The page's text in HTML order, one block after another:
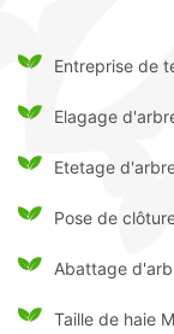
Entreprise de
Elagage
Etetage
Pose de
Abattage
Taille de haie